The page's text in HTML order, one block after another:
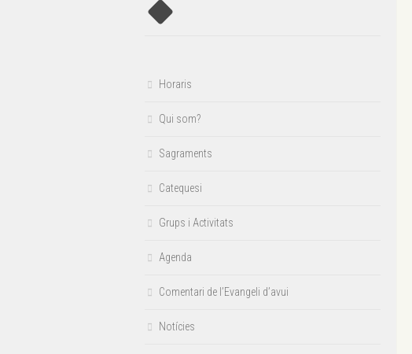
Horaris
Qui som?
Sagraments
Catequesi
Grups i Activitats
Agenda
Comentari de l’Evangeli d’avui
Notícies